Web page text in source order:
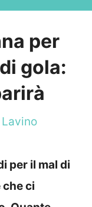
per
gola:
per il mal di
ci